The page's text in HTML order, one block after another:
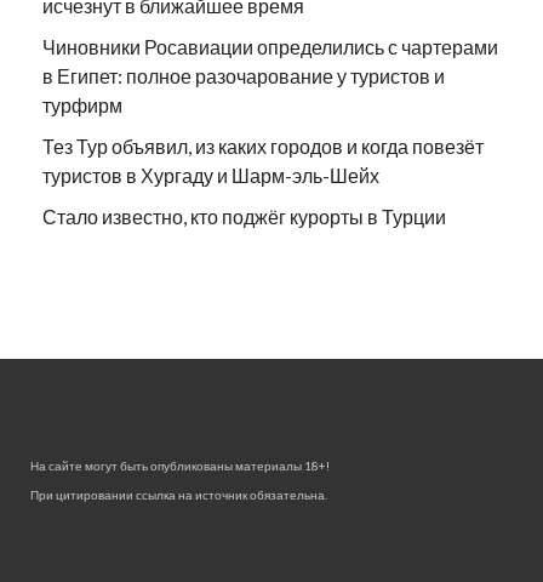
исчезнут в ближайшее время
Чиновники Росавиации определились с чартерами
в Египет: полное разочарование у туристов и
турфирм
Тез Тур объявил, из каких городов и когда повезёт
туристов в Хургаду и Шарм-эль-Шейх
Стало известно, кто поджёг курорты в Турции
На сайте могут быть опубликованы материалы 18+!
При цитировании ссылка на источник обязательна.